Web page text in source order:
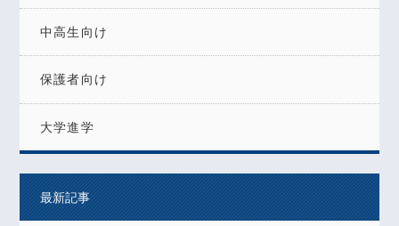
中高生向け
保護者向け
大学進学
最新記事